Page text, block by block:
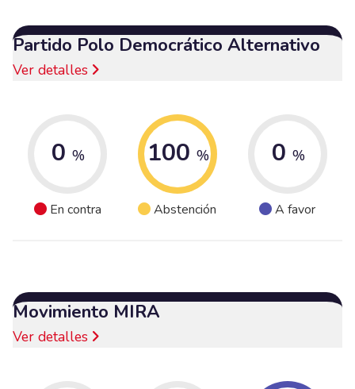
Partido Polo Democrático Alternativo
Ver detalles
0 %
En contra
100 %
Abstención
0 %
A favor
Movimiento MIRA
Ver detalles